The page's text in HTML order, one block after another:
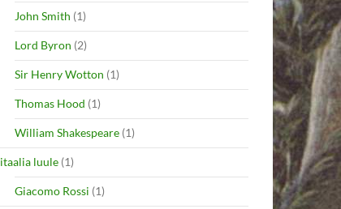
John Smith (1)
Lord Byron (2)
Sir Henry Wotton (1)
Thomas Hood (1)
William Shakespeare (1)
itaalia luule (1)
Giacomo Rossi (1)